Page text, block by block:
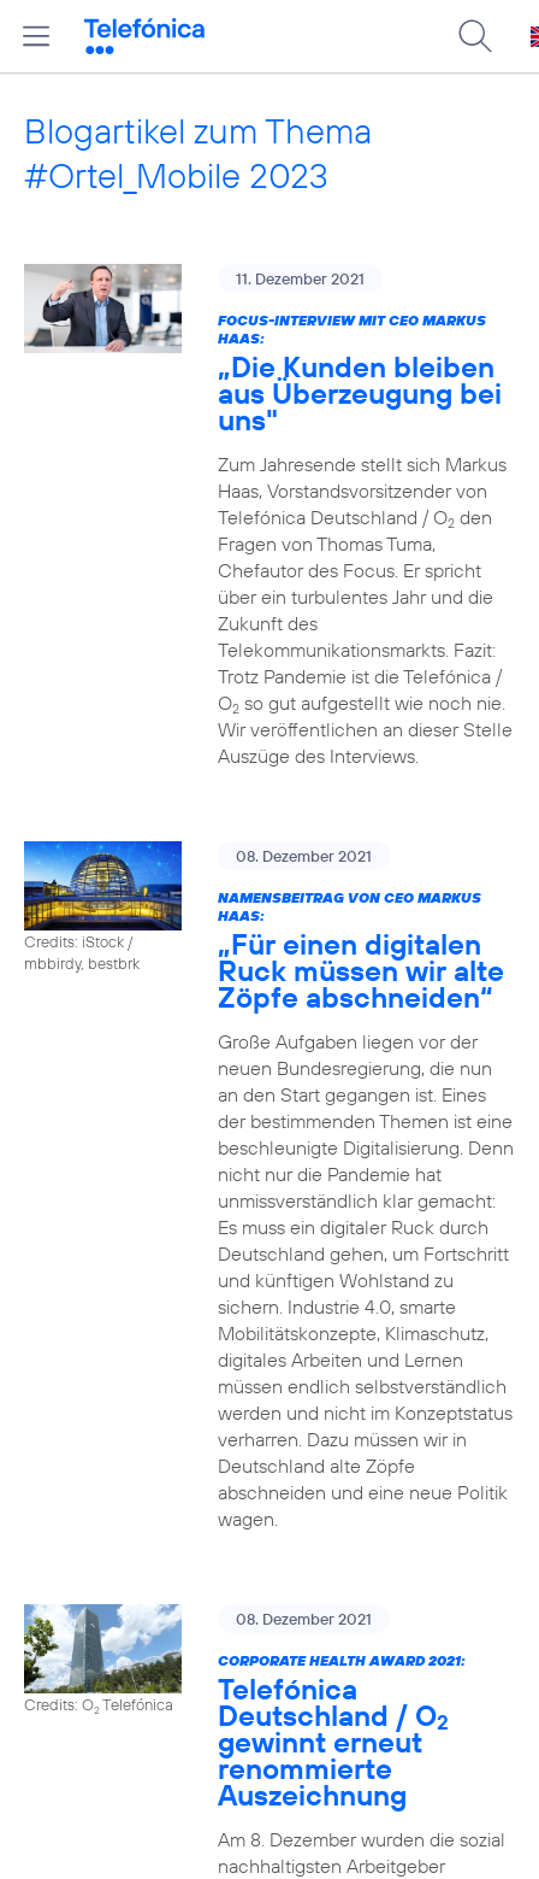
Blogartikel zum Thema
#Ortel_Mobile 2023
11. Dezember 2021
FOCUS-INTERVIEW MIT CEO MARKUS
HAAS:
„Die Kunden bleiben
aus Überzeugung bei
uns"
Zum Jahresende stellt sich Markus
Haas, Vorstandsvorsitzender von
Telefónica Deutschland / O2den
Fragen von Thomas Tuma,
Chefautor des Focus. Er spricht
über ein turbulentes Jahr und die
Zukunft des
Telekommunikationsmarkts. Fazit:
Trotz Pandemie ist die Telefónica /
O2so gut aufgestellt wie noch nie.
Wir veröffentlichen an dieser Stelle
Auszüge des Interviews.
Credits: iStock /
mbbirdy, bestbrk
08. Dezember 2021
NAMENSBEITRAG VON CEO MARKUS
HAAS:
„Für einen digitalen
Ruck müssen wir alte
Zöpfe abschneiden“
Große Aufgaben liegen vor der
neuen Bundesregierung, die nun
an den Start gegangen ist. Eines
der bestimmenden Themen ist eine
beschleunigte Digitalisierung. Denn
nicht nur die Pandemie hat
unmissverständlich klar gemacht:
Es muss ein digitaler Ruck durch
Deutschland gehen, um Fortschritt
und künftigen Wohlstand zu
sichern. Industrie 4.0, smarte
Mobilitätskonzepte, Klimaschutz,
digitales Arbeiten und Lernen
müssen endlich selbstverständlich
werden und nicht im Konzeptstatus
verharren. Dazu müssen wir in
Deutschland alte Zöpfe
abschneiden und eine neue Politik
wagen.
Credits: O2Telefónica
08. Dezember 2021
CORPORATE HEALTH AWARD 2021:
Telefónica
Deutschland / O2
gewinnt erneut
renommierte
Auszeichnung
Am 8. Dezember wurden die sozial
nachhaltigsten Arbeitgeber